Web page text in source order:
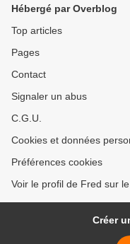
Hébergé par Overblog
Top articles
Pages
Contact
Signaler un abus
C.G.U.
Cookies et données
Préférences cookies
Voir le profil de Fred sur
Créer